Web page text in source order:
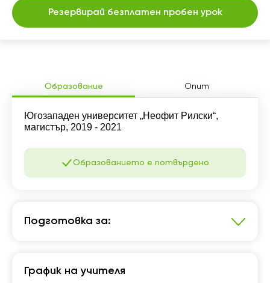
Образование Опит
Югозападен университет „Неофит Рилски“,
магистър, 2019 - 2021
Образованието е потвърдено
Подготовка за:
1 - 4 клас 5 - 8 клас
График на учителя
Резервирай безплатен пробен урок